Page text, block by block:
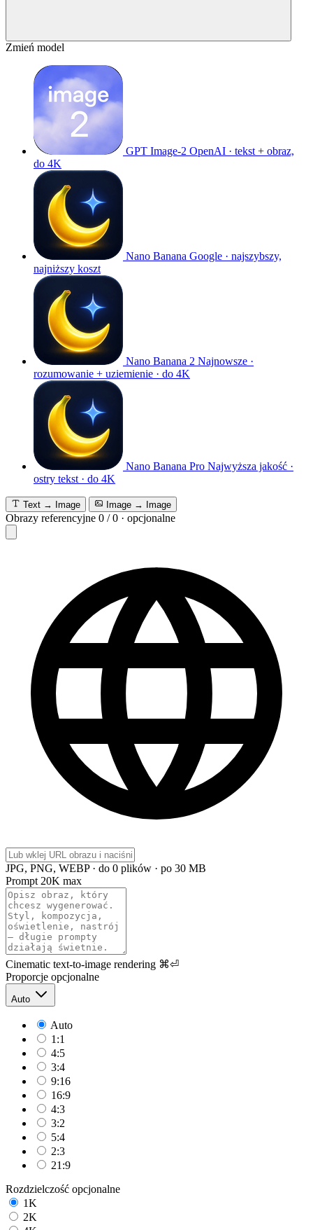
Zmień model
GPT Image-2 OpenAI · tekst + obraz,
do 4K
Nano Banana Google · najszybszy,
najniższy koszt
Nano Banana 2 Najnowsze ·
rozumowanie + uziemienie · do 4K
Nano Banana Pro Najwyższa jakość ·
ostry tekst · do 4K
Text → Image Image → Image
Obrazy referencyjne 0 /0 · opcjonalne
JPG, PNG, WEBP · do 0 plików · po 30 MB
Prompt 20K max
Cinematic text-to-image rendering ⌘⏎
Proporcje opcjonalne
Auto
Auto
1:1
4:5
3:4
9:16
16:9
4:3
3:2
5:4
2:3
21:9
Rozdzielczość opcjonalne
1K
2K